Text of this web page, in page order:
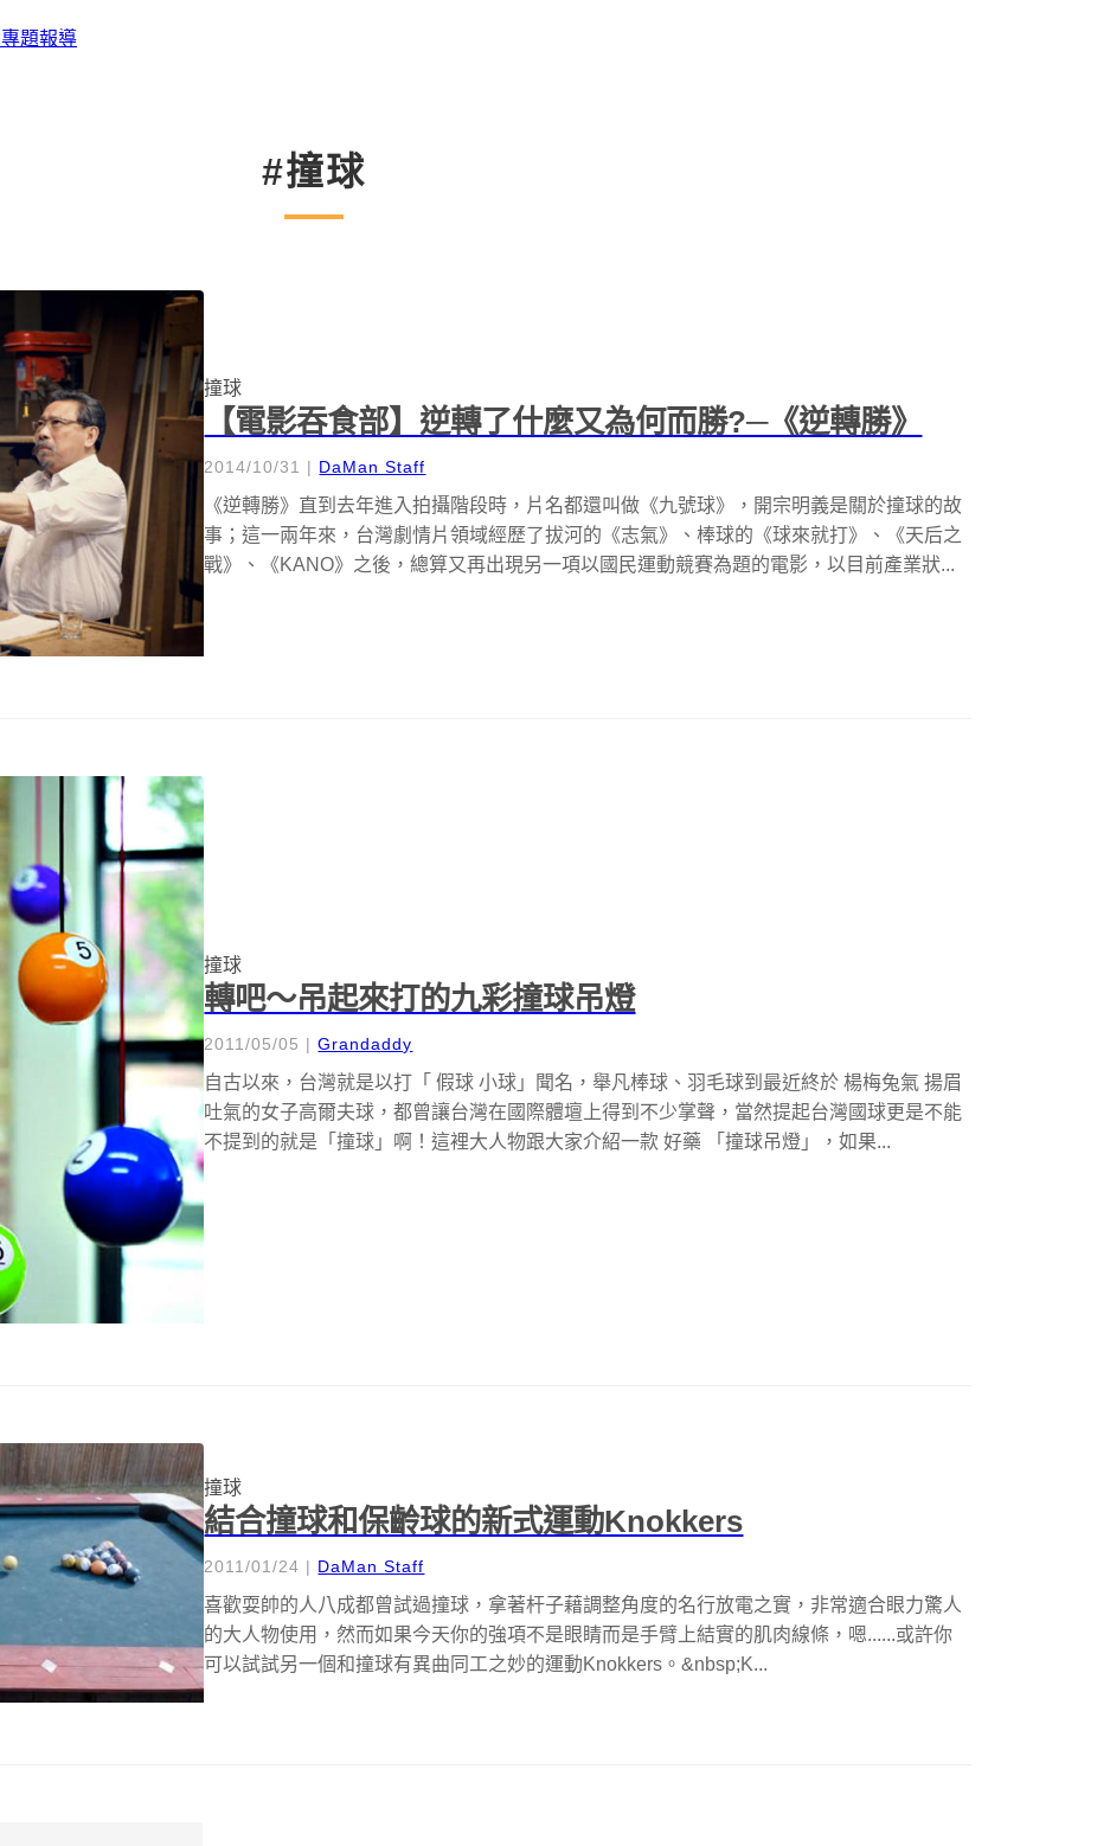
專題報導
#撞球
撞球
【電影吞食部】逆轉了什麼又為何而勝?─《逆轉勝》
2014/10/31 | DaMan Staff
《逆轉勝》直到去年進入拍攝階段時，片名都還叫做《九號球》，開宗明義是關於撞球的故
事；這一兩年來，台灣劇情片領域經歷了拔河的《志氣》、棒球的《球來就打》、《天后之
戰》、《KANO》之後，總算又再出現另一項以國民運動競賽為題的電影，以目前產業狀...
撞球
轉吧～吊起來打的九彩撞球吊燈
2011/05/05 |Grandaddy
自古以來，台灣就是以打「 假球 小球」聞名，舉凡棒球、羽毛球到最近終於 楊梅兔氣 揚眉
吐氣的女子高爾夫球，都曾讓台灣在國際體壇上得到不少掌聲，當然提起台灣國球更是不能
不提到的就是「撞球」啊！這裡大人物跟大家介紹一款 好藥 「撞球吊燈」，如果...
撞球
結合撞球和保齡球的新式運動Knokkers
2011/01/24 | DaMan Staff
喜歡耍帥的人八成都曾試過撞球，拿著杆子藉調整角度的名行放電之實，非常適合眼力驚人
的大人物使用，然而如果今天你的強項不是眼睛而是手臂上結實的肌肉線條，嗯......或許你
可以試試另一個和撞球有異曲同工之妙的運動Knokkers。&nbsp;K...